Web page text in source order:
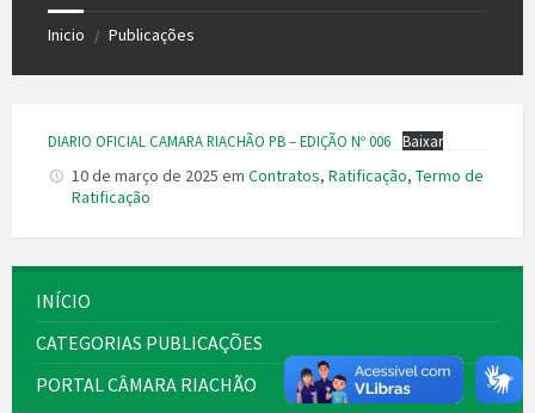
Inicio / Publicações
DIARIO OFICIAL CAMARA RIACHÃO PB – EDIÇÃO Nº 006 Baixar
10 de março de 2025 em Contratos, Ratificação, Termo de
Ratificação
INÍCIO
CATEGORIAS PUBLICAÇÕES
PORTAL CÂMARA RIACHÃO